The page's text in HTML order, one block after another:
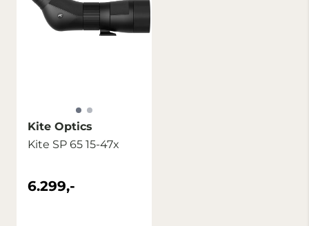
Kite Optics
Kite SP 65 15-47x
6.299,-